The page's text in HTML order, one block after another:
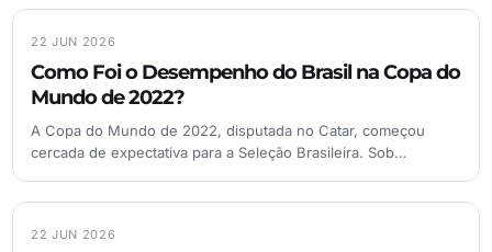
22 JUN 2026
Como Foi o Desempenho do Brasil na Copa do
Mundo de 2022?
A Copa do Mundo de 2022, disputada no Catar, começou
cercada de expectativa para a Seleção Brasileira. Sob…
22 JUN 2026